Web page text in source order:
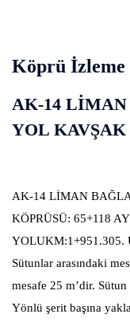
Köprü İzleme
AK-14
YOL KAVŞAK
AK-14 LİMAN
KÖPRÜSÜ: 65+118
YOLUKM:1+951.305.
Sütunlar arasındaki
mesafe 25 m’dir. Sütun
Yönlü şerit başına